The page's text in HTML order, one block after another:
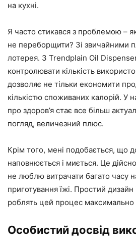
на кухні.
Я часто стикався з проблемою –
не переборщити? Зі звичайними
лотерея. З Trendplain Oil
контролювати кількість
дозволяє не тільки економити
кількістю споживаних калорій. У
про здоров’я стає все більш
погляд, величезний плюс.
Крім того, мені подобається, що
наповнюється і миється. Це
не люблю витрачати багато часу
приготування їжі. Простий дизайн
роблять цей процес
Особистий досвід